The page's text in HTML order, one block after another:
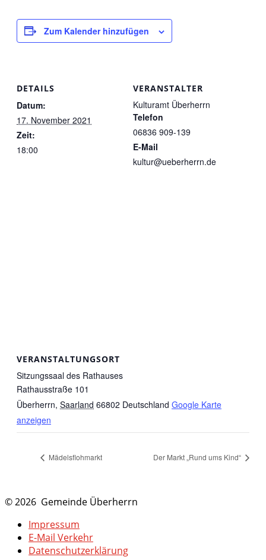
Zum Kalender hinzufügen
DETAILS
Datum:
17. November 2021
Zeit:
18:00
VERANSTALTER
Kulturamt Überherrn
Telefon
06836 909-139
E-Mail
kultur@ueberherrn.de
VERANSTALTUNGSORT
Sitzungssaal des Rathauses
Rathausstraße 101
Überherrn, Saarland 66802 Deutschland Google Karte
anzeigen
Mädelsflohmarkt Der Markt „Rund ums Kind“
© 2026 Gemeinde Überherrn
Impressum
E-Mail Verkehr
Datenschutzerklärung